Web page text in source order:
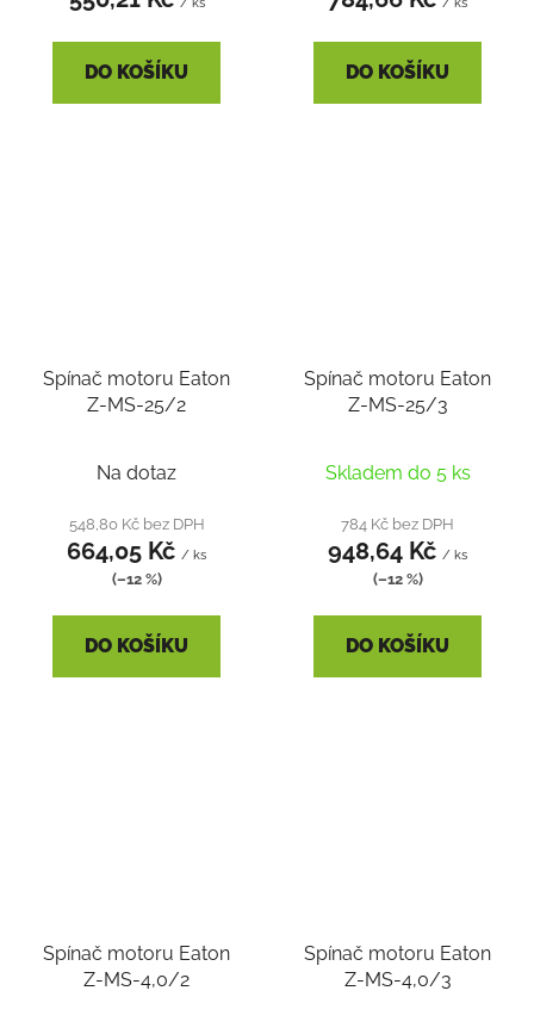
DO KOŠÍKU DO KOŠÍKU
Spínač motoru Eaton
Z-MS-25/2
Na dotaz
548,80 Kč bez DPH
664,05 Kč / ks
(–12 %)
DO KOŠÍKU
Spínač motoru Eaton
Z-MS-25/3
Skladem do 5 ks
784 Kč bez DPH
948,64 Kč / ks
(–12 %)
DO KOŠÍKU
Spínač motoru Eaton
Z-MS-4,0/2
Spínač motoru Eaton
Z-MS-4,0/3